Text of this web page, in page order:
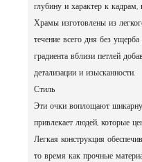
глубину и характер к
Храмы изготовлены из
течение всего дня без
градиента вблизи петлей
детализации и изысканности.
Стиль
Эти очки воплощают
привлекает людей, которые
Легкая конструкция
то время как прочные